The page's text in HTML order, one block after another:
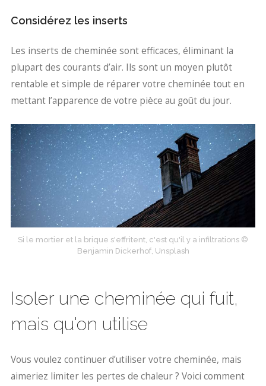
Considérez les inserts
Les inserts de cheminée sont efficaces, éliminant la
plupart des courants d’air. Ils sont un moyen plutôt
rentable et simple de réparer votre cheminée tout en
mettant l’apparence de votre pièce au goût du jour.
Si le mortier et la brique s'effritent, c'est qu'il y a infiltrations ©
Benjamin Dickerhof, Unsplash
Isoler une cheminée qui fuit,
mais qu'on utilise
Vous voulez continuer d’utiliser votre cheminée, mais
aimeriez limiter les pertes de chaleur ? Voici comment